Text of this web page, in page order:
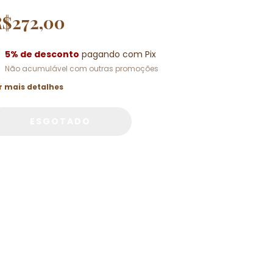
5% de desconto pagando com Pix
Não acumulável com outras promoções
mais detalhes